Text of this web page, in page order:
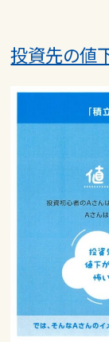
投資先の値